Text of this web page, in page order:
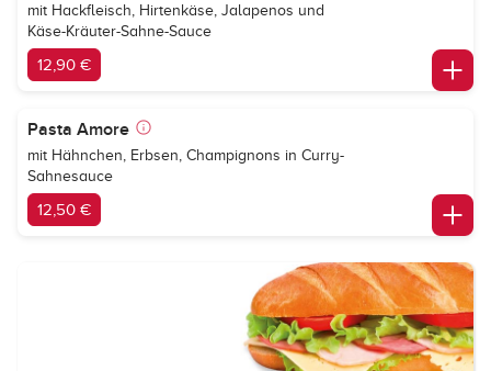
mit Hackfleisch, Hirtenkäse, Jalapenos und
Käse-Kräuter-Sahne-Sauce
12,90 €
Pasta Amore
mit Hähnchen, Erbsen, Champignons in Curry-
Sahnesauce
12,50 €